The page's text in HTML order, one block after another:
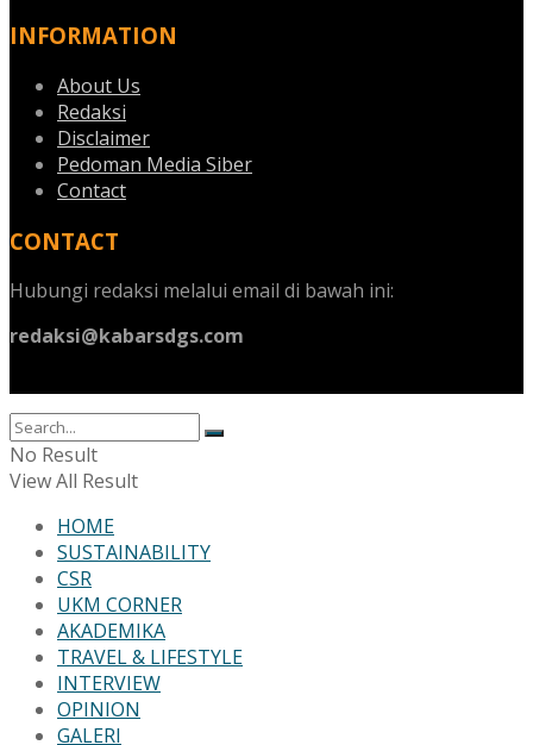
INFORMATION
About Us
Redaksi
Disclaimer
Pedoman Media Siber
Contact
CONTACT
Hubungi redaksi melalui email di bawah ini:
redaksi@kabarsdgs.com
No Result
View All Result
HOME
SUSTAINABILITY
CSR
UKM CORNER
AKADEMIKA
TRAVEL & LIFESTYLE
INTERVIEW
OPINION
GALERI